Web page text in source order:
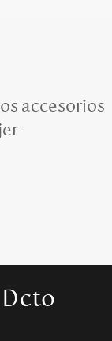
accesorios